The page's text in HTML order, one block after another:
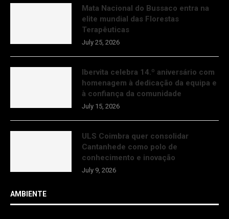
Mata Nacional do Bussaco entra na
elite mundial das Florestas
Terapêuticas
July 25, 2026
Ibervita celebra 14.º aniversário com
homenagem à dedicação da equipa e
à confiança da comunidade
July 15, 2026
ULS Coimbra quer consolidar
Cantanhede como polo de
conhecimento e inovação
July 9, 2026
AMBIENTE